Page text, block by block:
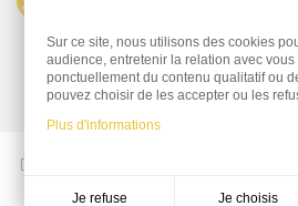
personnalisation
a)Typographie et
02 28 23 15 32
Sur ce site, nous utilisons des cookies
audience, entretenir la relation avec
ponctuellement du contenu qualitatif ou
pouvez choisir de les accepter ou les
Plus d'informations
Je refuse Je choisis
Découvrez nos services